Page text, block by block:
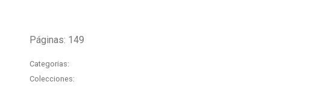
Páginas: 149
Categorias:
Colecciones: